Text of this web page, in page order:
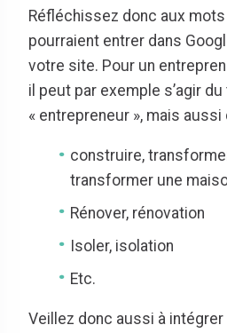
Réfléchissez donc aux
pourraient entrer dans
votre site. Pour un
il peut par exemple s’agir
« entrepreneur », mais
construire,
transformer une
Rénover, rénovation
Isoler, isolation
Etc.
Veillez donc aussi à